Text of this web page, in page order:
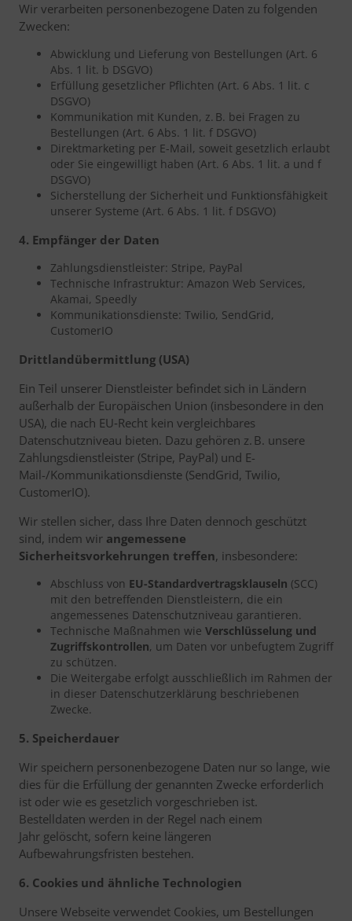
Wir verarbeiten personenbezogene Daten zu folgenden
Zwecken:
Abwicklung und Lieferung von Bestellungen (Art. 6
Abs. 1 lit. b DSGVO)
Erfüllung gesetzlicher Pflichten (Art. 6 Abs. 1 lit. c
DSGVO)
Kommunikation mit Kunden, z. B. bei Fragen zu
Bestellungen (Art. 6 Abs. 1 lit. f DSGVO)
Direktmarketing per E-Mail, soweit gesetzlich erlaubt
oder Sie eingewilligt haben (Art. 6 Abs. 1 lit. a und f
DSGVO)
Sicherstellung der Sicherheit und Funktionsfähigkeit
unserer Systeme (Art. 6 Abs. 1 lit. f DSGVO)
4. Empfänger der Daten
Zahlungsdienstleister: Stripe, PayPal
Technische Infrastruktur: Amazon Web Services,
Akamai, Speedly
Kommunikationsdienste: Twilio, SendGrid,
CustomerIO
Drittlandübermittlung (USA)
Ein Teil unserer Dienstleister befindet sich in Ländern
außerhalb der Europäischen Union (insbesondere in den
USA), die nach EU‑Recht kein vergleichbares
Datenschutzniveau bieten. Dazu gehören z. B. unsere
Zahlungsdienstleister (Stripe, PayPal) und E-
Mail-/Kommunikationsdienste (SendGrid, Twilio,
CustomerIO).
Wir stellen sicher, dass Ihre Daten dennoch geschützt
sind, indem wir angemessene
Sicherheitsvorkehrungen treffen, insbesondere:
Abschluss von EU-Standardvertragsklauseln (SCC)
mit den betreffenden Dienstleistern, die ein
angemessenes Datenschutzniveau garantieren.
Technische Maßnahmen wie Verschlüsselung und
Zugriffskontrollen, um Daten vor unbefugtem Zugriff
zu schützen.
Die Weitergabe erfolgt ausschließlich im Rahmen der
in dieser Datenschutzerklärung beschriebenen
Zwecke.
5. Speicherdauer
Wir speichern personenbezogene Daten nur so lange, wie
dies für die Erfüllung der genannten Zwecke erforderlich
ist oder wie es gesetzlich vorgeschrieben ist.
Bestelldaten werden in der Regel nach einem
Jahr gelöscht, sofern keine längeren
Aufbewahrungsfristen bestehen.
6. Cookies und ähnliche Technologien
Unsere Webseite verwendet Cookies, um Bestellungen